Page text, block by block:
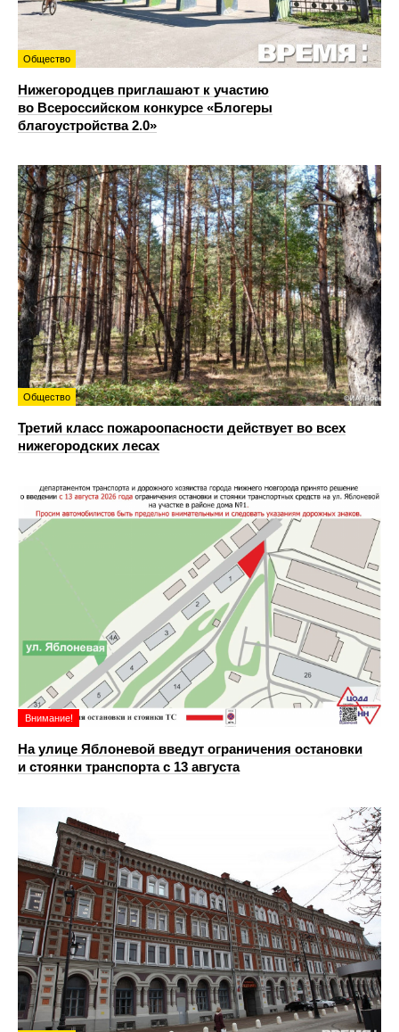
Общество
Нижегородцев приглашают к участию
во Всероссийском конкурсе «Блогеры
благоустройства 2.0»
Общество
Третий класс пожароопасности действует во всех
нижегородских лесах
Внимание!
На улице Яблоневой введут ограничения остановки
и стоянки транспорта с 13 августа